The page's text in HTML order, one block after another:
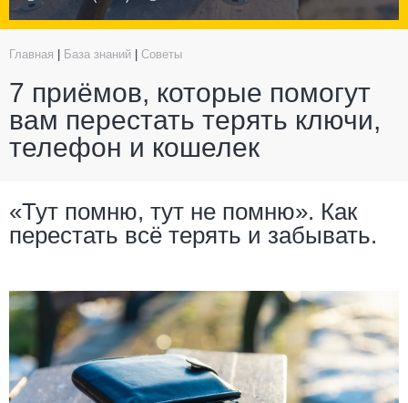
Главная База знаний Советы
7 приёмов, которые помогут
вам перестать терять ключи,
телефон и кошелек
«Тут помню, тут не помню». Как
перестать всё терять и забывать.